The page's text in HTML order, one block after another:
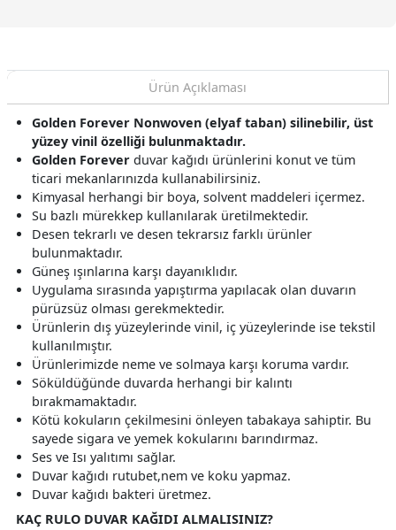
Ürün Açıklaması
Golden Forever Nonwoven (elyaf taban) silinebilir, üst
yüzey vinil özelliği bulunmaktadır.
Golden Forever duvar kağıdı ürünlerini konut ve tüm
ticari mekanlarınızda kullanabilirsiniz.
Kimyasal herhangi bir boya, solvent maddeleri içermez.
Su bazlı mürekkep kullanılarak üretilmektedir.
Desen tekrarlı ve desen tekrarsız farklı ürünler
bulunmaktadır.
Güneş ışınlarına karşı dayanıklıdır.
Uygulama sırasında yapıştırma yapılacak olan duvarın
pürüzsüz olması gerekmektedir.
Ürünlerin dış yüzeylerinde vinil, iç yüzeylerinde ise tekstil
kullanılmıştır.
Ürünlerimizde neme ve solmaya karşı koruma vardır.
Söküldüğünde duvarda herhangi bir kalıntı
bırakmamaktadır.
Kötü kokuların çekilmesini önleyen tabakaya sahiptir. Bu
sayede sigara ve yemek kokularını barındırmaz.
Ses ve Isı yalıtımı sağlar.
Duvar kağıdı rutubet,nem ve koku yapmaz.
Duvar kağıdı bakteri üretmez.
KAÇ RULO DUVAR KAĞIDI ALMALISINIZ?